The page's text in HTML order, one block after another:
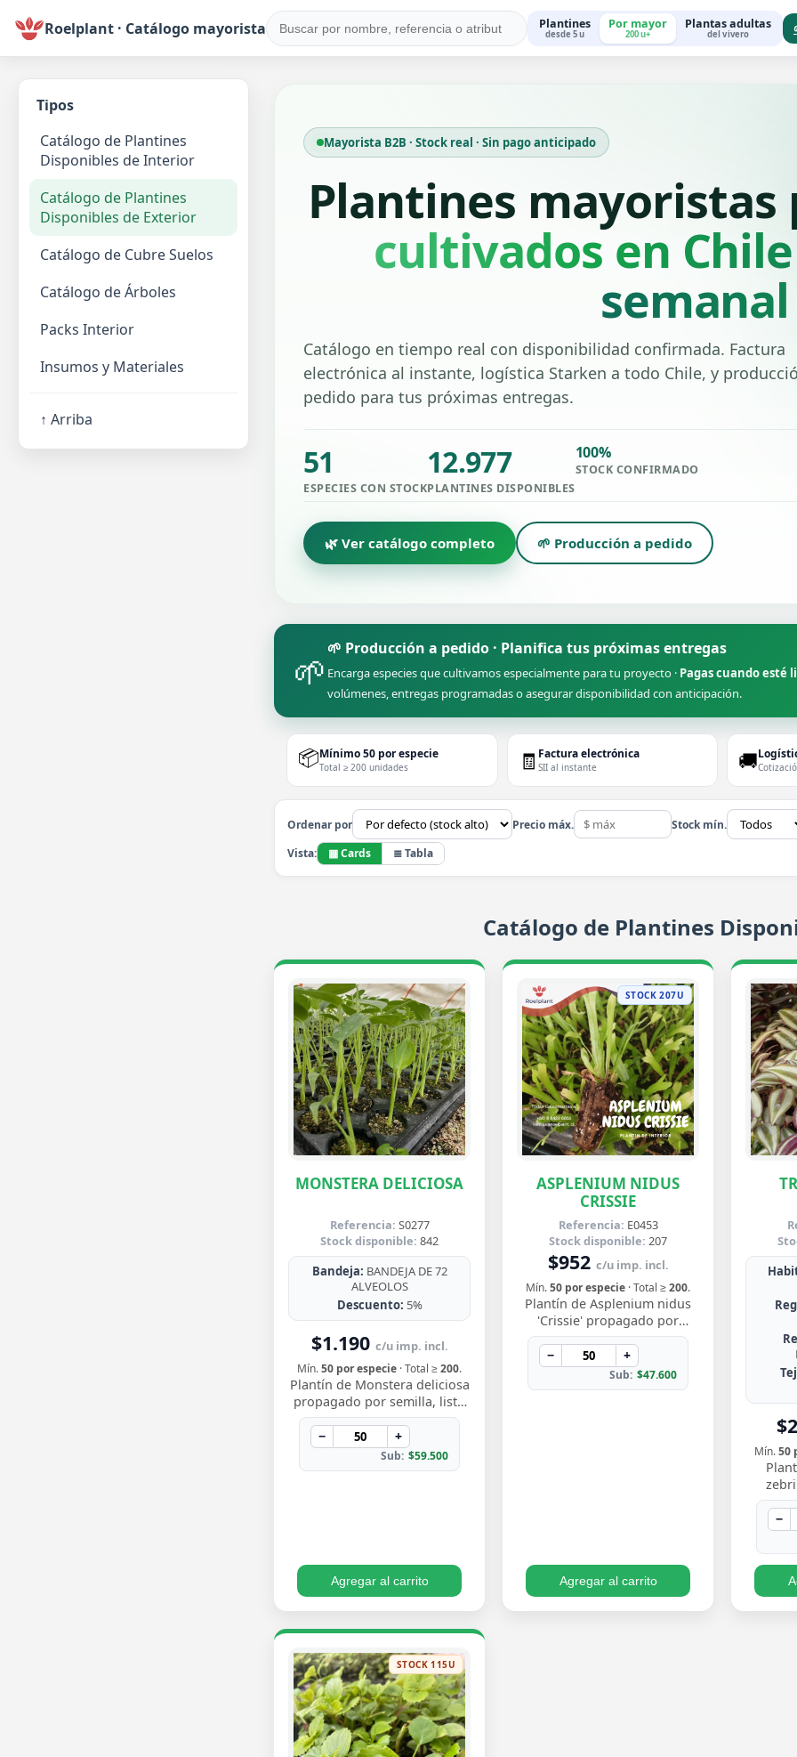
Roelplant · Catálogo mayorista Plantines
desde 5 u
Por mayor
200 u+
Plantas adultas
del vivero
Mayorista B2B · Stock real · Sin pago anticipado
Plantines
cultivados en
semanal
Catálogo en tiempo real con disponibilidad confirmada. Factura
electrónica al instante, logística Starken a todo Chile, y
pedido para tus próximas entregas.
51
ESPECIES CON STOCK
12.977
PLANTINES DISPONIBLES
100%
STOCK CONFIRMADO
🌿 Ver catálogo completo 🌱 Producción a pedido
🌱 🌱 Producción a pedido · Planifica tus próximas entregas
Encarga especies que cultivamos especialmente para tu proyecto · Pagas cuando esté
volúmenes, entregas programadas o asegurar disponibilidad con anticipación.
📦Mínimo 50 por especie
Total ≥ 200 unidades 🧾 Factura electrónica
SII al instante 🚚
Ordenar por Precio máx. Stock mín.
Vista:
▦ Cards ≣ Tabla
Tipos
Catálogo de Plantines
Disponibles de Interior
Catálogo de Plantines
Disponibles de Exterior
Catálogo de Cubre Suelos
Catálogo de Árboles
Packs Interior
Insumos y Materiales
↑ Arriba
Catálogo de Plantines
MONSTERA DELICIOSA
Referencia: S0277
Stock disponible: 842
Bandeja: BANDEJA DE 72
ALVEOLOS
Descuento: 5%
$1.190 c/u imp. incl.
Mín.50 por especie · Total ≥200.
Plantín de Monstera deliciosa
propagado por semilla, listo
para trasplantar y ver crecer
sus icónicas hojas perforadas
…
− +
Sub: $59.500
Agregar al carrito
STOCK 207U
ASPLENIUM NIDUS
CRISSIE
Referencia: E0453
Stock disponible: 207
$952 c/u imp. incl.
Mín.50 por especie · Total ≥200.
Plantín de Asplenium nidus
'Crissie' propagado por
esqueje enraizado, con
frondas de bordes ondulados
y festoneados que…
− +
Sub: $47.600
Agregar al carrito
Mín.50
−
STOCK 115U